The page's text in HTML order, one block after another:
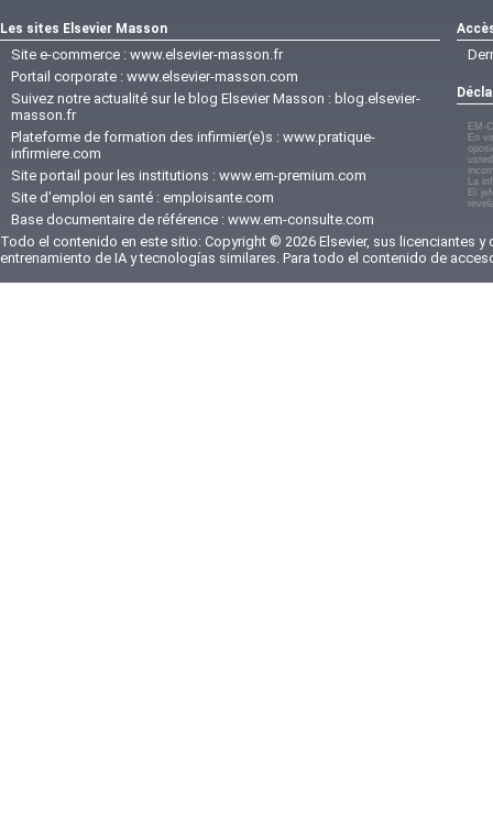
Les sites Elsevier Masson
Site e-commerce : www.elsevier-masson.fr
Portail corporate : www.elsevier-masson.com
Suivez notre actualité sur le blog Elsevier Masson : blog.elsevier-
masson.fr
Plateforme de formation des infirmier(e)s : www.pratique-
infirmiere.com
Site portail pour les institutions : www.em-premium.com
Site d'emploi en santé : emploisante.com
Base documentaire de référence : www.em-consulte.com
EM-
En
La
El
Todo el contenido en este sitio: Copyright © 2026 Elsevier, sus licenciantes
entrenamiento de IA y tecnologías similares. Para todo el contenido de